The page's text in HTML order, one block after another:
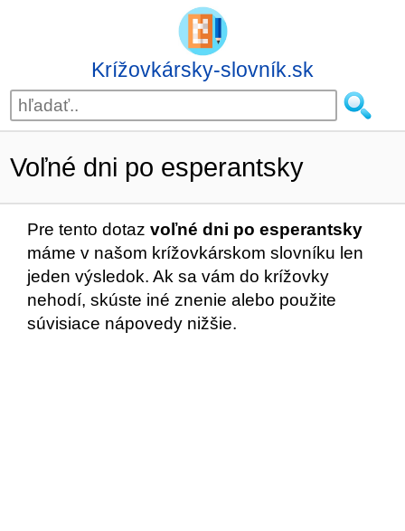
Krížovkársky-slovník.sk
Voľné dni po esperantsky
Pre tento dotaz voľné dni po esperantsky
máme v našom krížovkárskom slovníku len
jeden výsledok. Ak sa vám do krížovky
nehodí, skúste iné znenie alebo použite
súvisiace nápovedy nižšie.